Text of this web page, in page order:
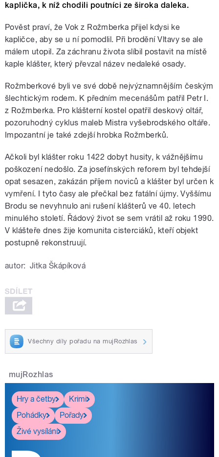
kaplička, k níž chodili poutníci ze široka daleka.
Pověst praví, že Vok z Rožmberka přijel kdysi ke
kapličce, aby se u ní pomodlil. Při brodění Vltavy se ale
málem utopil. Za záchranu života slíbil postavit na místě
kaple klášter, který převzal název nedaleké osady.
Rožmberkové byli ve své době nejvýznamnějším českým
šlechtickým rodem. K předním mecenášům patřil Petr I.
z Rožmberka. Pro klášterní kostel opatřil deskový oltář,
pozoruhodný cyklus maleb Mistra vyšebrodského oltáře.
Impozantní je také zdejší hrobka Rožmberků.
Ačkoli byl klášter roku 1422 dobyt husity, k vážnějšímu
poškození nedošlo. Za josefínských reforem byl tehdejší
opat sesazen, zakázán příjem noviců a klášter byl určen k
vymření. I tyto časy ale přečkal bez fatální újmy. Vyššímu
Brodu se nevyhnulo ani rušení klášterů ve 40. letech
minulého století. Řádový život se sem vrátil až roku 1990.
V klášteře dnes žije komunita cisterciáků, kteří objekt
postupně rekonstruují.
autor: Jitka Škápíková
Všechny díly pořadu na mujRozhlas
mujRozhlas
Hry a četby
Krimi
Pohádky
Pořady
Živé vysílání